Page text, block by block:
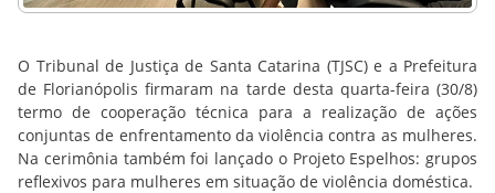
O Tribunal de Justiça de Santa Catarina (TJSC) e a Prefeitura
de Florianópolis firmaram na tarde desta quarta-feira (30/8)
termo de cooperação técnica para a realização de ações
conjuntas de enfrentamento da violência contra as mulheres.
Na cerimônia também foi lançado o Projeto Espelhos: grupos
reflexivos para mulheres em situação de violência doméstica.